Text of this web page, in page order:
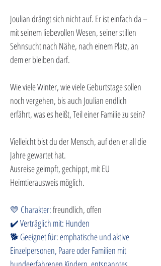
Joulian drängt sich nicht auf. Er ist einfach da –
mit seinem liebevollen Wesen, seiner stillen
Sehnsucht nach Nähe, nach einem Platz, an
dem er bleiben darf.
Wie viele Winter, wie viele Geburtstage sollen
noch vergehen, bis auch Joulian endlich
erfährt, was es heißt, Teil einer Familie zu sein?
Vielleicht bist du der Mensch, auf den er all die
Jahre gewartet hat.
Ausreise geimpft, gechippt, mit EU
Heimtierausweis möglich.
💛 Charakter: freundlich, offen
✔️ Verträglich mit: Hunden
🐕 Geeignet für: emphatische und aktive
Einzelpersonen, Paare oder Familien mit